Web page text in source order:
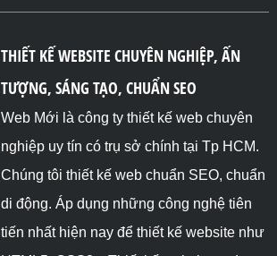
THIẾT KẾ WEBSITE CHUYÊN NGHIỆP, ẤN
TƯỢNG, SÁNG TẠO, CHUẨN SEO
Web Mới là công ty thiết kế web chuyên
nghiệp uy tín có trụ sở chính tại Tp HCM.
Chúng tôi thiết kế web chuẩn SEO, chuẩn
di động. Áp dụng những công nghệ tiên
tiến nhất hiện nay để thiết kế website như